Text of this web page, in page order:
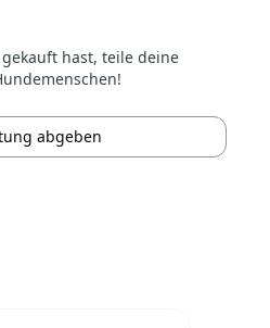
hast, teile deine
abgeben